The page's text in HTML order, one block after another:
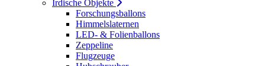
Irdische Objekte
Forschungsballons
Himmelslaternen
LED- & Folienballons
Zeppeline
Flugzeuge